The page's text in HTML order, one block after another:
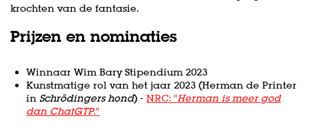
krochten van de fantasie.
Prijzen en nominaties
Winnaar Wim Bary Stipendium 2023
Kunstmatige rol van het jaar 2023 (Herman de Printer
inSchrödingers hond) -NRC: "Herman is meer god
dan ChatGTP."